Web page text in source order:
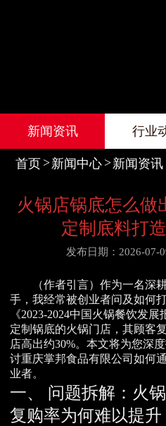
新闻资讯 行业
首页 新闻中心 新闻资讯
火锅店锅底怎么做
定制底料打
发布日期：2026-07-
（作者引言）作为一名深
手，我经常被创业者问及如何
《2023-2024中国火锅餐饮发
定制锅底的火锅门店，其顾客
店高出约30%。本文将为您深
讨重庆掌邦食品有限公司如何
业者。
一、 问题拆解：火
复购率为何难以提升